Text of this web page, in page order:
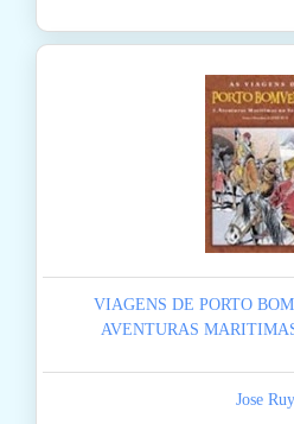
VIAGENS DE PORTO
AVENTURAS
Jose Ruy